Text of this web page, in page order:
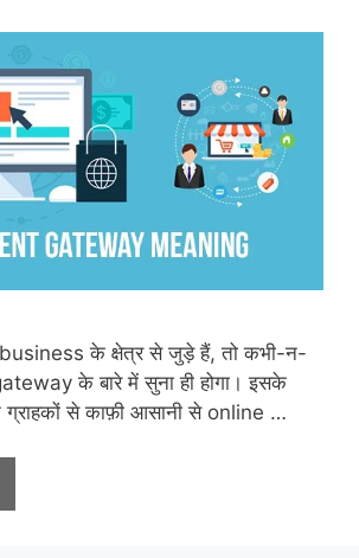
के क्षेत्र से जुड़े हैं, तो कभी-न-
के बारे में सुना ही होगा। इसके
से काफ़ी आसानी से online …